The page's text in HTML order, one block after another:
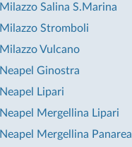
Milazzo Salina S.Marina
Milazzo Stromboli
Milazzo Vulcano
Neapel Ginostra
Neapel Lipari
Neapel Mergellina Lipari
Neapel Mergellina Panarea